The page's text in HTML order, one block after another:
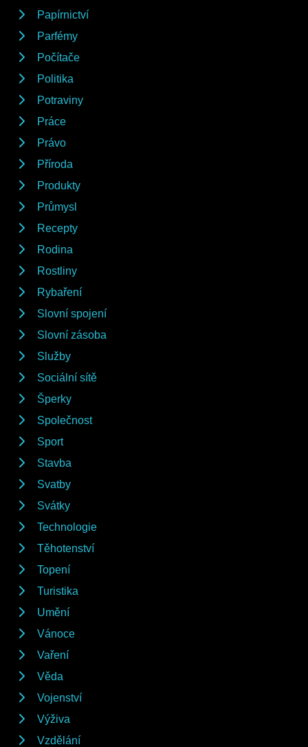
Papírnictví
Parfémy
Počítače
Politika
Potraviny
Práce
Právo
Příroda
Produkty
Průmysl
Recepty
Rodina
Rostliny
Rybaření
Slovní spojení
Slovní zásoba
Služby
Sociální sítě
Šperky
Společnost
Sport
Stavba
Svatby
Svátky
Technologie
Těhotenství
Topení
Turistika
Umění
Vánoce
Vaření
Věda
Vojenství
Výživa
Vzdělání